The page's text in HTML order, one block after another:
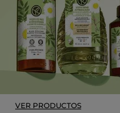
VER PRODUCTOS